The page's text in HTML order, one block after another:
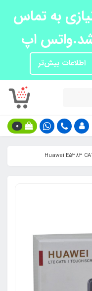
به تماس
اپ
اطلاعات بیش‌تر
0